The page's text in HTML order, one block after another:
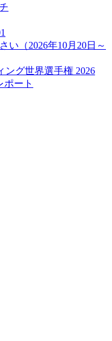
い（2026年10月20日～
ング世界選手権 2026
ポート